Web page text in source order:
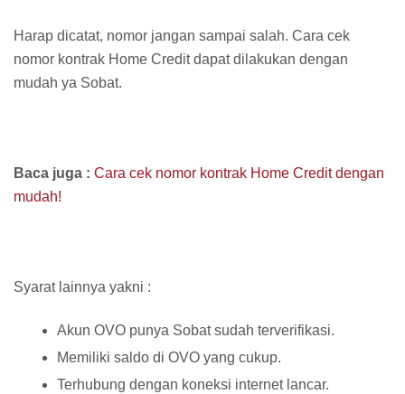
Harap dicatat, nomor jangan sampai salah. Cara cek
nomor kontrak Home Credit dapat dilakukan dengan
mudah ya Sobat.
Baca juga : Cara cek nomor kontrak Home Credit dengan
mudah!
Syarat lainnya yakni :
Akun OVO punya Sobat sudah terverifikasi.
Memiliki saldo di OVO yang cukup.
Terhubung dengan koneksi internet lancar.